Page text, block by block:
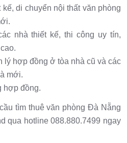
di chuyển nội thất văn phòng
nhà thiết kế, thi công uy tín,
lý hợp đồng ở tòa nhà cũ và các
mới.
hợp đồng.
tìm thuê văn phòng Đà Nẵng
qua hotline 088.880.7499 ngay